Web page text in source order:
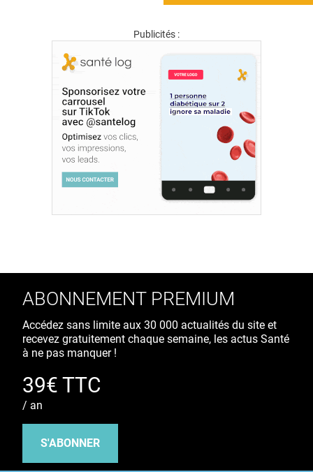
Publicités :
ABONNEMENT PREMIUM
Accédez sans limite aux 30 000 actualités du site et
recevez gratuitement chaque semaine, les actus Santé
à ne pas manquer !
39€ TTC
/ an
S'ABONNER